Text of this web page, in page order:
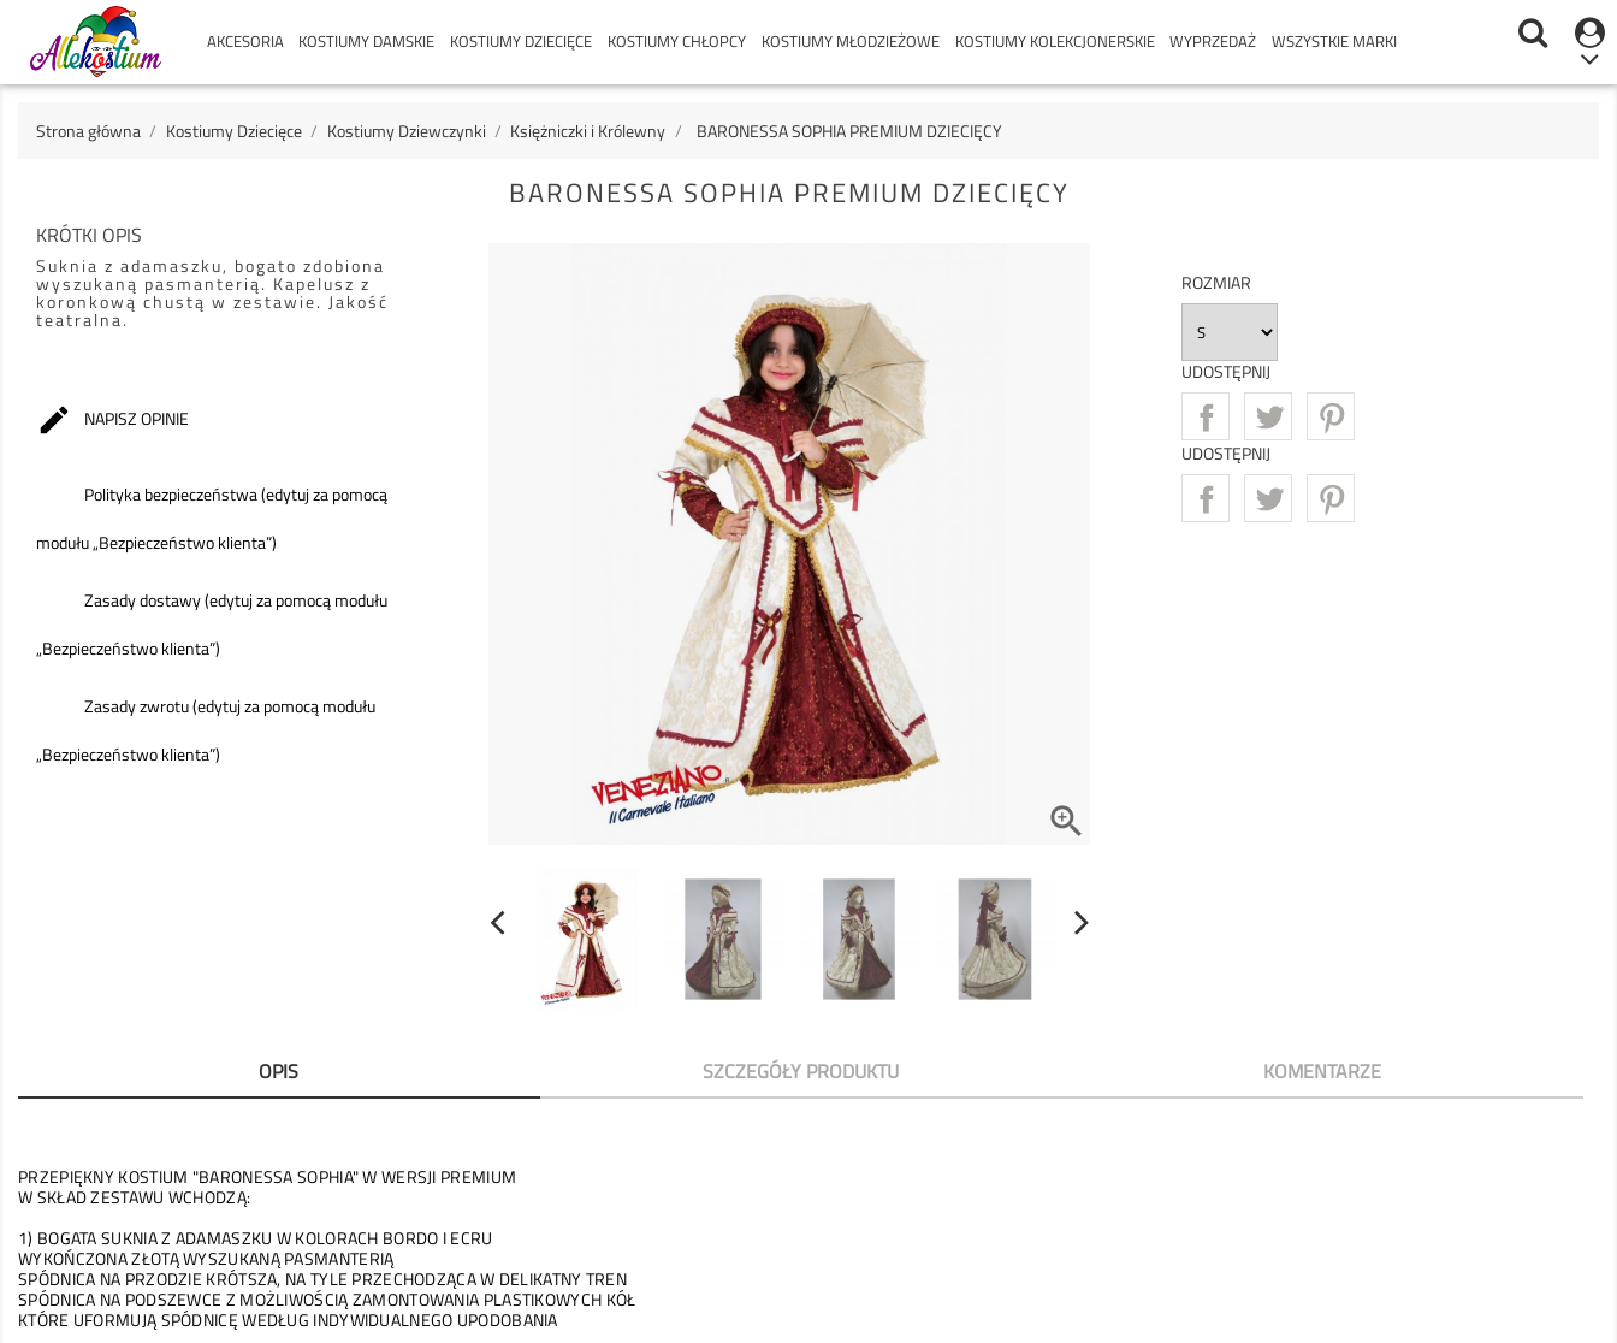
AKCESORIA KOSTIUMY DAMSKIE KOSTIUMY DZIECIĘCE KOSTIUMY CHŁOPCY KOSTIUMY MŁODZIEŻOWE KOSTIUMY KOLEKCJONERSKIE WYPRZEDAŻ WSZYSTKIE MARKI
Strona główna Kostiumy Dziecięce Kostiumy Dziewczynki Księżniczki i Królewny BARONESSA SOPHIA PREMIUM DZIECIĘCY
KRÓTKI OPIS
Suknia z adamaszku, bogato zdobiona
wyszukaną pasmanterią. Kapelusz z
koronkową chustą w zestawie. Jakość
teatralna.
 NAPISZ OPINIE
Polityka bezpieczeństwa (edytuj za pomocą
modułu „Bezpieczeństwo klienta”)
Zasady dostawy (edytuj za pomocą modułu
„Bezpieczeństwo klienta”)
Zasady zwrotu (edytuj za pomocą modułu
„Bezpieczeństwo klienta”)
BARONESSA SOPHIA PREMIUM DZIECIĘCY

ROZMIAR
UDOSTĘPNIJ
UDOSTĘPNIJ
OPIS SZCZEGÓŁY PRODUKTU KOMENTARZE
PRZEPIĘKNY KOSTIUM "BARONESSA SOPHIA" W WERSJI PREMIUM
W SKŁAD ZESTAWU WCHODZĄ:
1) BOGATA SUKNIA Z ADAMASZKU W KOLORACH BORDO I ECRU
WYKOŃCZONA ZŁOTĄ WYSZUKANĄ PASMANTERIĄ
SPÓDNICA NA PRZODZIE KRÓTSZA, NA TYLE PRZECHODZĄCA W DELIKATNY TREN
SPÓDNICA NA PODSZEWCE Z MOŻLIWOŚCIĄ ZAMONTOWANIA PLASTIKOWYCH KÓŁ
KTÓRE UFORMUJĄ SPÓDNICĘ WEDŁUG INDYWIDUALNEGO UPODOBANIA